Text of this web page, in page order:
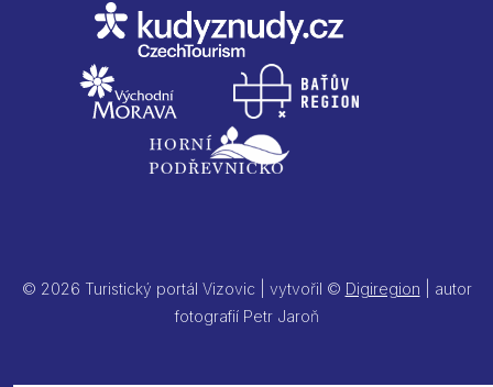
© 2026 Turistický portál Vizovic | vytvořil © Digiregion | autor
fotografií Petr Jaroň